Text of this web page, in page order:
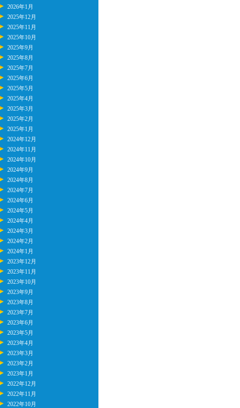
2026年1月
2025年12月
2025年11月
2025年10月
2025年9月
2025年8月
2025年7月
2025年6月
2025年5月
2025年4月
2025年3月
2025年2月
2025年1月
2024年12月
2024年11月
2024年10月
2024年9月
2024年8月
2024年7月
2024年6月
2024年5月
2024年4月
2024年3月
2024年2月
2024年1月
2023年12月
2023年11月
2023年10月
2023年9月
2023年8月
2023年7月
2023年6月
2023年5月
2023年4月
2023年3月
2023年2月
2023年1月
2022年12月
2022年11月
2022年10月